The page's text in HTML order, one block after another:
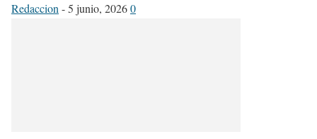
Redaccion-5 junio, 20260